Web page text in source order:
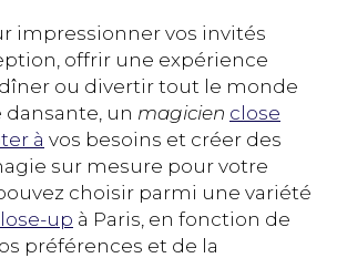
impressionner vos invités
offrir une expérience
ou divertir tout le monde
dansante, un magicien close
à vos besoins et créer des
sur mesure pour votre
choisir parmi une variété
up à Paris, en fonction de
préférences et de la